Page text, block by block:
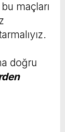
maçları
doğru